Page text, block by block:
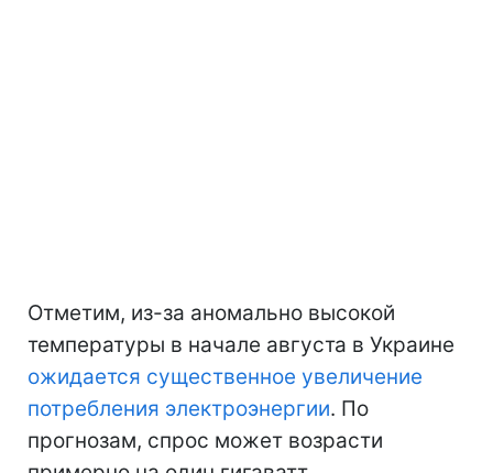
Отметим, из-за аномально высокой
температуры в начале августа в Украине
ожидается существенное увеличение
потребления электроэнергии. По
прогнозам, спрос может возрасти